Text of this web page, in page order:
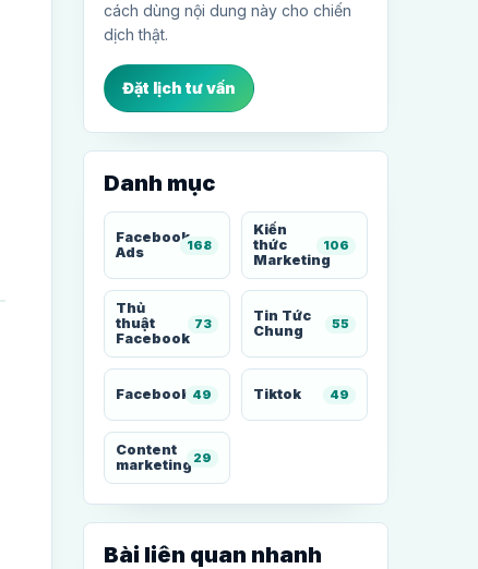
cách dùng nội dung này cho chiến
dịch thật.
Đặt lịch tư vấn
Danh mục
Facebook
Ads
168
Kiến
thức
Marketing
106
Thủ
thuật
Facebook
73
Tin Tức
Chung
55
Facebook 49 Tiktok 49
Content
marketing 29
Bài liên quan nhanh